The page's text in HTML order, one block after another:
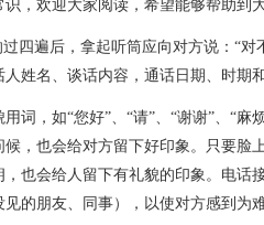
欢迎大家阅读，希望能够帮助到大
遍后，拿起听筒应向对方说：“对
姓名、谈话内容，通话日期、时期
，如“您好”、“请”、“谢谢”、“麻
，也会给对方留下好印象。只要脸
也会给人留下有礼貌的印象。电话
的朋友、同事），以使对方感到为难